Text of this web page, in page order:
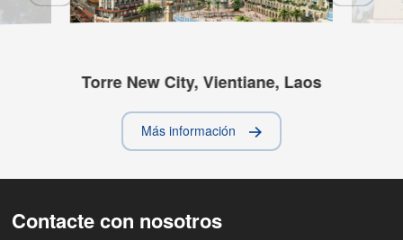
Torre New City, Vientiane, Laos
Más información
Contacte con nosotros